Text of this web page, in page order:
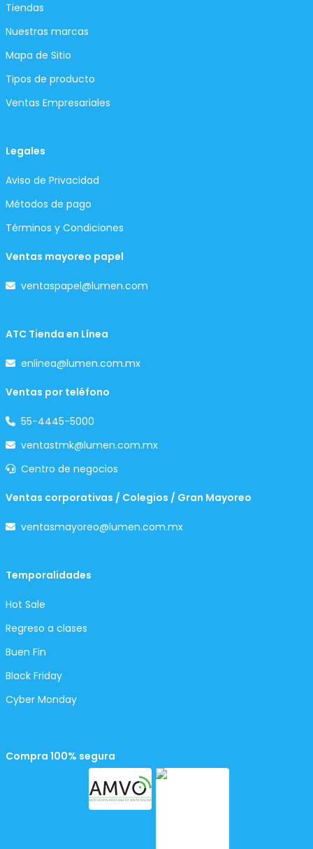
Tiendas
Nuestras marcas
Mapa de Sitio
Tipos de producto
Ventas Empresariales
Legales
Aviso de Privacidad
Métodos de pago
Términos y Condiciones
Ventas mayoreo papel
ventaspapel@lumen.com
ATC Tienda en Línea
enlinea@lumen.com.mx
Ventas por teléfono
55-4445-5000
ventastmk@lumen.com.mx
Centro de negocios
Ventas corporativas / Colegios / Gran Mayoreo
ventasmayoreo@lumen.com.mx
Temporalidades
Hot Sale
Regreso a clases
Buen Fin
Black Friday
Cyber Monday
Compra 100% segura